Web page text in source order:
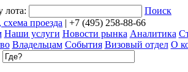
лота:
Поиск
проезда | +7 (495) 258-88-66
Наши услуги Новости рынка Аналитика
Владельцам События Визовый отдел О